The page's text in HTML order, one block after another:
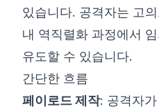
있습니다. 공격자는 고
내 역직렬화 과정에서
유도할 수 있습니다.
간단한 흐름
페이로드 제작: 공격자